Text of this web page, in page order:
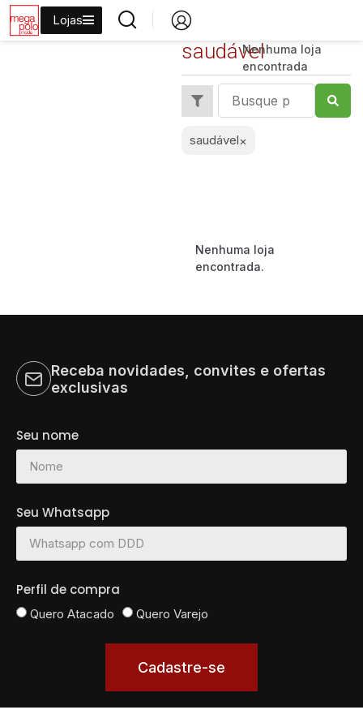
Lojas
saudávelNenhuma loja
encontrada
saudável×
Nenhuma loja
encontrada.
Receba novidades, convites e ofertas
exclusivas
Seu nome
Seu Whatsapp
Perfil de compra
Quero Atacado Quero Varejo
Cadastre-se